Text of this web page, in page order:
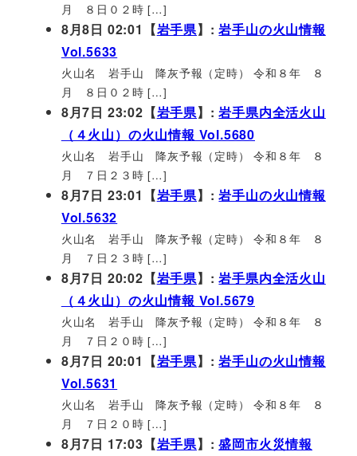
月 ８日０２時 […]
8月8日 02:01【岩手県】:岩手山の火山情報
Vol.5633
火山名 岩手山 降灰予報（定時） 令和８年 ８
月 ８日０２時 […]
8月7日 23:02【岩手県】:岩手県内全活火山
（４火山）の火山情報 Vol.5680
火山名 岩手山 降灰予報（定時） 令和８年 ８
月 ７日２３時 […]
8月7日 23:01【岩手県】:岩手山の火山情報
Vol.5632
火山名 岩手山 降灰予報（定時） 令和８年 ８
月 ７日２３時 […]
8月7日 20:02【岩手県】:岩手県内全活火山
（４火山）の火山情報 Vol.5679
火山名 岩手山 降灰予報（定時） 令和８年 ８
月 ７日２０時 […]
8月7日 20:01【岩手県】:岩手山の火山情報
Vol.5631
火山名 岩手山 降灰予報（定時） 令和８年 ８
月 ７日２０時 […]
8月7日 17:03【岩手県】:盛岡市火災情報